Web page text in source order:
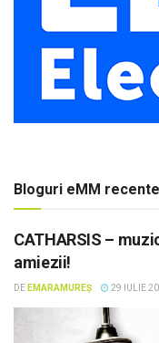
Bloguri eMM recente
CATHARSIS –
amiezii!
DE EMARAMUREȘ 29 IULIE